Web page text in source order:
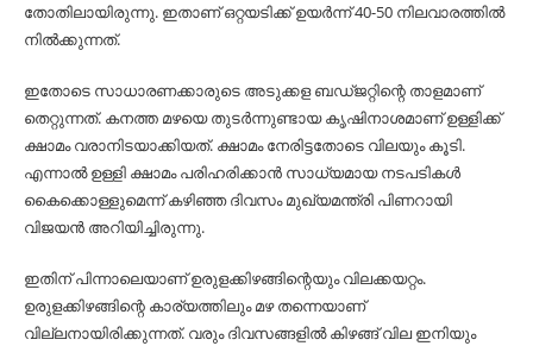
തോതിലായിരുന്നു. ഇതാണ് ഒറ്റയടിക്ക് ഉയര്‍ന്ന് 40-50 നിലവാരത്തില്‍
നില്‍ക്കുന്നത്.
ഇതോടെ സാധാരണക്കാരുടെ അടുക്കള ബഡ്ജറ്റിന്റെ താളമാണ്
തെറ്റുന്നത്. കനത്ത മഴയെ തുടര്‍ന്നുണ്ടായ കൃഷിനാശമാണ് ഉള്ളിക്ക്
ക്ഷാമം വരാനിടയാക്കിയത്. ക്ഷാമം നേരിട്ടതോടെ വിലയും കൂടി.
എന്നാല്‍ ഉള്ളി ക്ഷാമം പരിഹരിക്കാന്‍ സാധ്യമായ നടപടികള്‍
കൈക്കൊള്ളുമെന്ന് കഴിഞ്ഞ ദിവസം മുഖ്യമന്ത്രി പിണറായി
വിജയന്‍ അറിയിച്ചിരുന്നു.
ഇതിന് പിന്നാലെയാണ് ഉരുളക്കിഴങ്ങിന്റെയും വിലക്കയറ്റം.
ഉരുളക്കിഴങ്ങിന്റെ കാര്യത്തിലും മഴ തന്നെയാണ്
വില്ലനായിരിക്കുന്നത്. വരും ദിവസങ്ങളില്‍ കിഴങ്ങ് വില ഇനിയും